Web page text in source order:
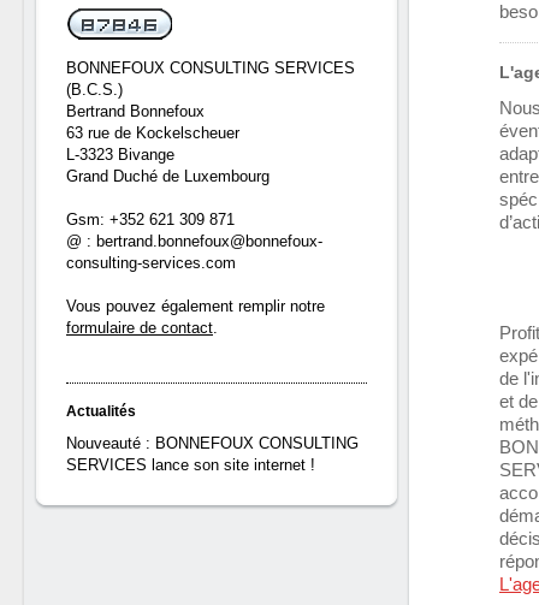
BONNEFOUX CONSULTING SERVICES
(B.C.S.)
Bertrand Bonnefoux
63 rue de Kockelscheuer
L-3323 Bivange
Grand Duché de Luxembourg
Gsm: +352 621 309 871
@ : bertrand.bonnefoux@bonnefoux-
consulting-services.com
Vous pouvez également remplir notre
formulaire de contact.
Actualités
Nouveauté : BONNEFOUX CONSULTING
SERVICES lance son site internet !
de
et